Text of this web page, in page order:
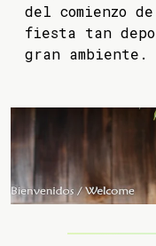
del comienzo
fiesta tan
gran ambiente.